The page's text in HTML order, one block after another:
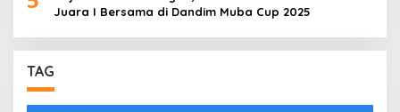
Juara I Bersama di Dandim Muba Cup 2025
TAG